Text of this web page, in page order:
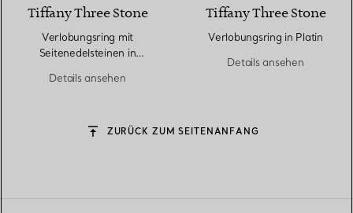
Tiffany Three Stone
Verlobungsring mit
Seitenedelsteinen in
Details ansehen
Tiffany Three Stone
Verlobungsring in Platin
Details ansehen
ZURÜCK ZUM SEITENANFANG